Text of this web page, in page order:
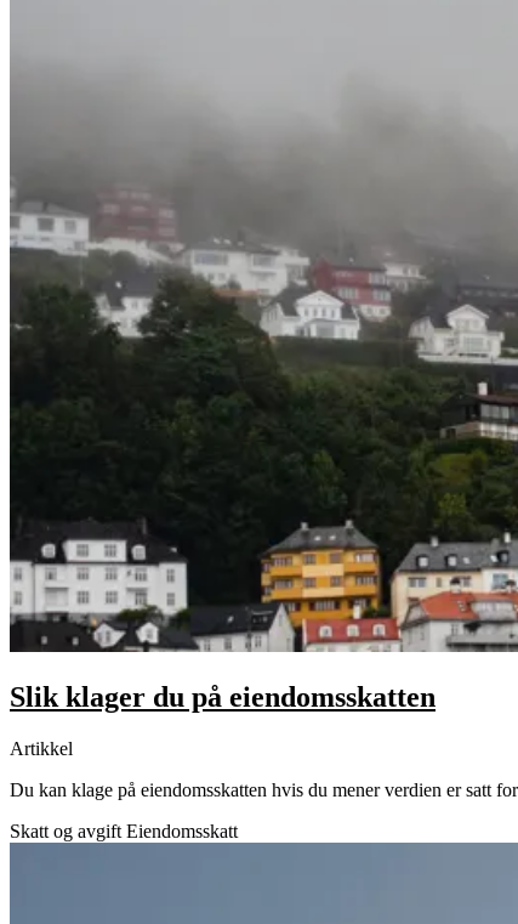
Slik klager du på eiendomsskatten
Artikkel
Du kan klage på eiendomsskatten hvis du mener verdien er satt
Skatt og avgift Eiendomsskatt